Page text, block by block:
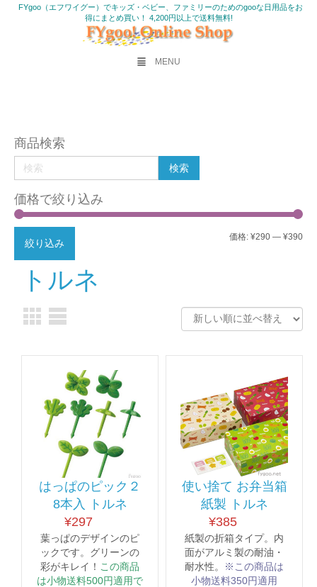
FYgoo（エフワイグー）でキッズ・ベビー、ファミリーのためのgooな日用品をお
得にまとめ買い！ 4,200円以上で送料無料!
MENU
商品検索
価格で絞り込み
最
最
絞り込み
価格: ¥290 — ¥390
トルネ
はっぱのピック２
8本入 トルネ
¥297
葉っぱのデザインのピ
ックです。グリーンの
彩がキレイ！ この商品
は小物送料500円適用で
使い捨て お弁当箱
紙製 トルネ
¥385
紙製の折箱タイプ。内
面がアルミ製の耐油・
耐水性。
※この商品は
小物送料350円適用